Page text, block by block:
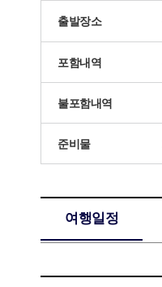
출발장소
포함내역
불포함내역
준비물
여행일정